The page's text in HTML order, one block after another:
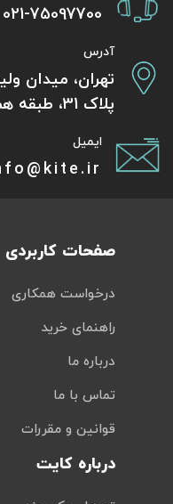
021-75097700
آدرس
تهران، میدان
پلاک 31، طبقه همکف
ایمیل
صفحات کاربردی
درخواست همکاری
راهنمای خرید
درباره ما
تماس با ما
قوانین و مقررات
درباره کایت